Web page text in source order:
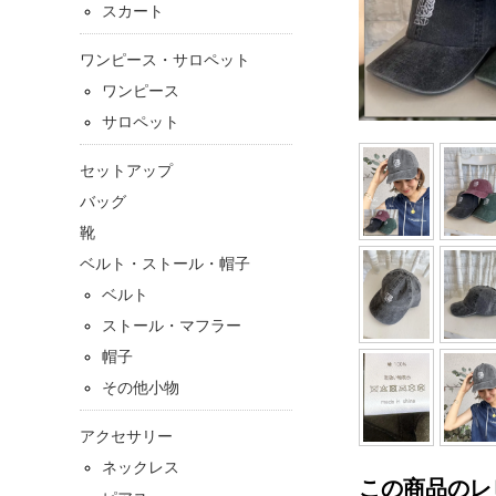
この商品の
スカート
ワンピース・サロペット
ワンピース
サロペット
セットアップ
バッグ
靴
ベルト・ストール・帽子
ベルト
ストール・マフラー
帽子
その他小物
アクセサリー
ネックレス